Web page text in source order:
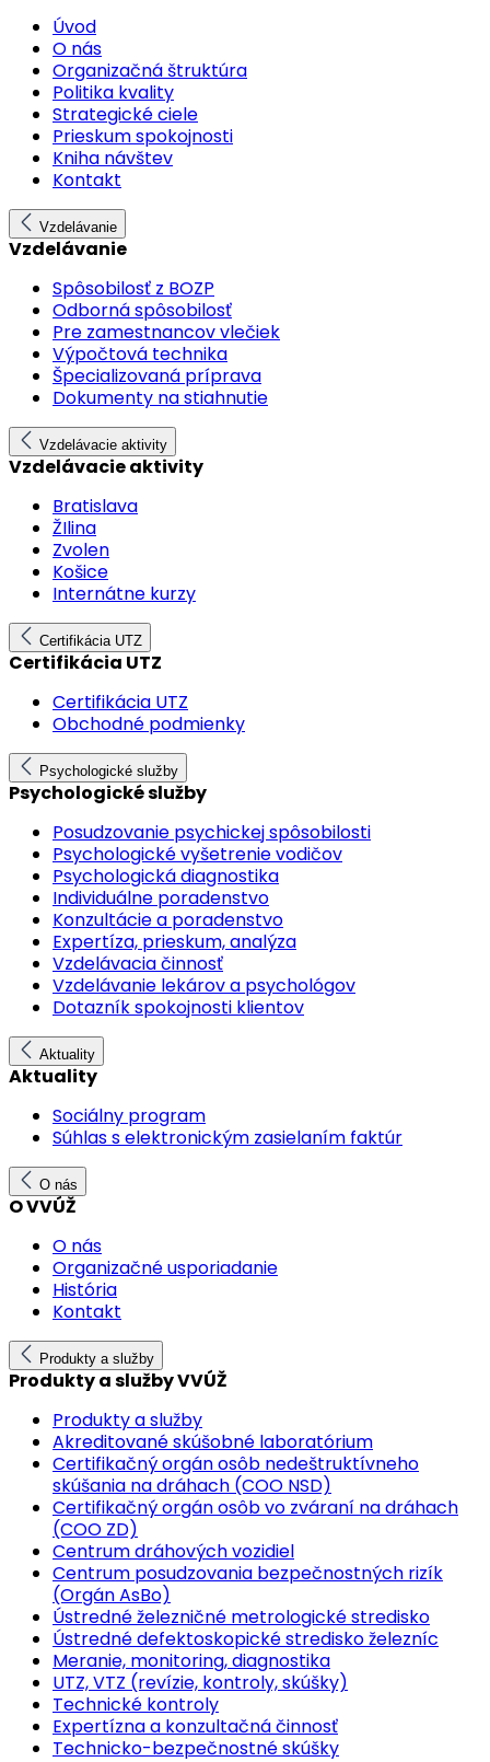
Úvod
O nás
Organizačná štruktúra
Politika kvality
Strategické ciele
Prieskum spokojnosti
Kniha návštev
Kontakt
Vzdelávanie
Vzdelávanie
Spôsobilosť z BOZP
Odborná spôsobilosť
Pre zamestnancov vlečiek
Výpočtová technika
Špecializovaná príprava
Dokumenty na stiahnutie
Vzdelávacie aktivity
Vzdelávacie aktivity
Bratislava
ŽIlina
Zvolen
Košice
Internátne kurzy
Certifikácia UTZ
Certifikácia UTZ
Certifikácia UTZ
Obchodné podmienky
Psychologické služby
Psychologické služby
Posudzovanie psychickej spôsobilosti
Psychologické vyšetrenie vodičov
Psychologická diagnostika
Individuálne poradenstvo
Konzultácie a poradenstvo
Expertíza, prieskum, analýza
Vzdelávacia činnosť
Vzdelávanie lekárov a psychológov
Dotazník spokojnosti klientov
Aktuality
Aktuality
Sociálny program
Súhlas s elektronickým zasielaním faktúr
O nás
O VVÚŽ
O nás
Organizačné usporiadanie
História
Kontakt
Produkty a služby
Produkty a služby VVÚŽ
Produkty a služby
Akreditované skúšobné laboratórium
Certifikačný orgán osôb nedeštruktívneho
skúšania na dráhach (COO NSD)
Certifikačný orgán osôb vo zváraní na dráhach
(COO ZD)
Centrum dráhových vozidiel
Centrum posudzovania bezpečnostných rizík
(Orgán AsBo)
Ústredné železničné metrologické stredisko
Ústredné defektoskopické stredisko železníc
Meranie, monitoring, diagnostika
UTZ, VTZ (revízie, kontroly, skúšky)
Technické kontroly
Expertízna a konzultačná činnosť
Technicko-bezpečnostné skúšky